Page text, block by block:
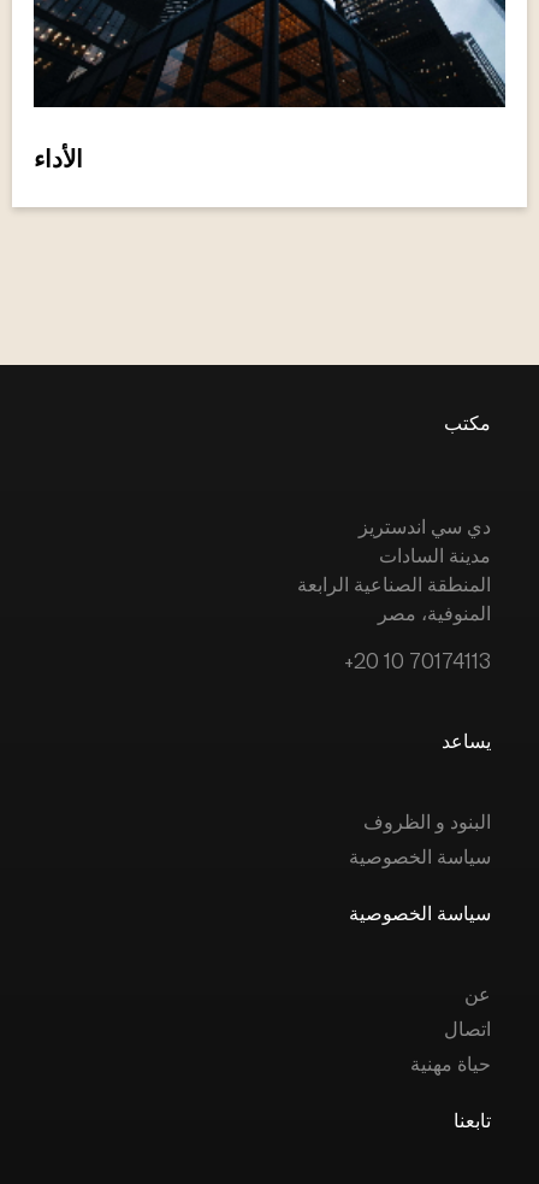
الأداء
مكتب
دي سي اندستريز
مدينة السادات
المنطقة الصناعية الرابعة
المنوفية، مصر
+20 10 70174113
يساعد
البنود و الظروف
سياسة الخصوصية
سياسة الخصوصية
عن
اتصال
حياة مهنية
تابعنا